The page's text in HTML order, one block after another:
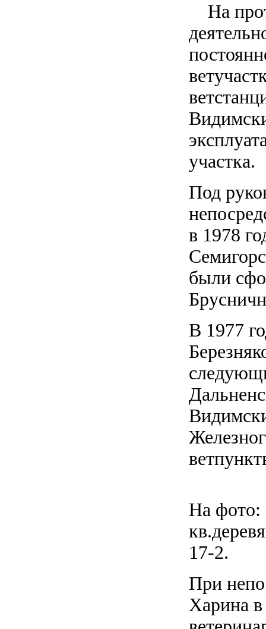
На
участка.
Под
в 1978
были
В 1977
На фото:
17-2.
При
Харина